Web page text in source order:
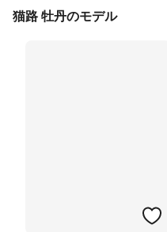
猫路 牡丹のモデル